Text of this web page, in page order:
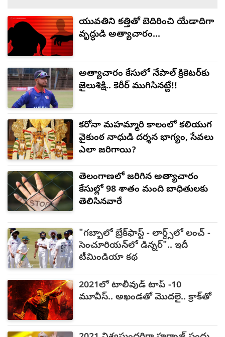
యువతిని కత్తితో బెదిరించి యేడాదిగా
వృద్ధుడి అత్యాచారం...
అత్యాచారం కేసులో నేపాల్ క్రికెటర్‌కు
జైలుశిక్షి.. కెరీర్ ముగిసినట్టే!!
కరోనా మహమ్మారి కాలంలో కలియుగ
వైకుంఠ నాధుడి దర్శన భాగ్యం, సేవలు
ఎలా జరిగాయి?
తెలంగాణలో జరిగిన అత్యాచారం
కేసుల్లో 98 శాతం మంది బాధితులకు
తెలిసినవారే
"గబ్బాలో బ్రేక్‌ఫాస్ట్ - లార్డ్స్‌లో లంచ్ -
సెంచూరియన్‌లో డిన్నర్".. ఇదీ
టీమిండియా కథ
2021లో టాలీవుడ్ టాప్ -10
మూవీస్.. అఖండతో మొదలై.. క్రాక్‌తో